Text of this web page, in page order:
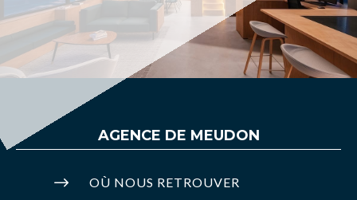
AGENCE DE MEUDON
$
OÙ NOUS RETROUVER